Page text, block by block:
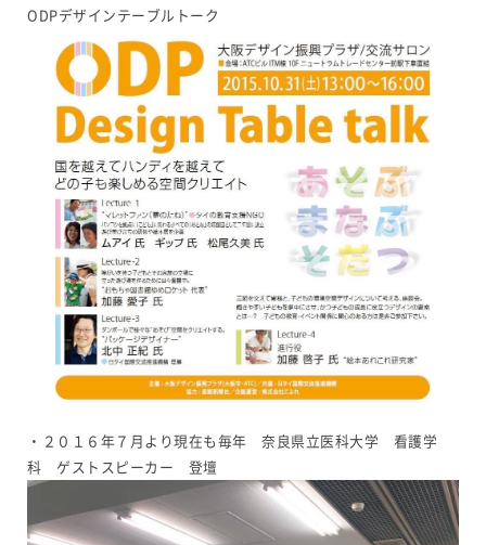
ODPデザインテーブルトーク
・２０１６年７月より現在も毎年 奈良県立医科大学 看護学
科 ゲストスピーカー 登壇